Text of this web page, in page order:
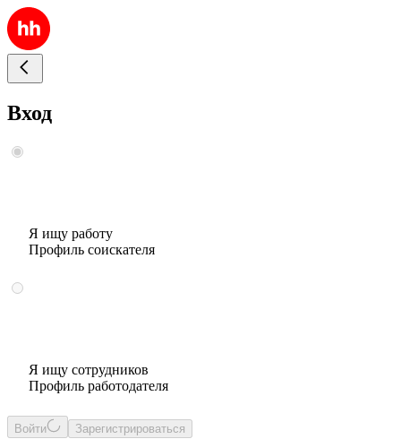
Вход
Я ищу работу
Профиль соискателя
Я ищу сотрудников
Профиль работодателя
Войти Зарегистрироваться